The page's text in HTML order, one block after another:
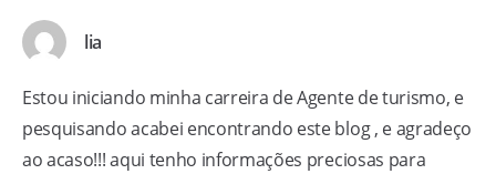
lia
Estou iniciando minha carreira de Agente de turismo, e
pesquisando acabei encontrando este blog , e agradeço
ao acaso!!! aqui tenho informações preciosas para